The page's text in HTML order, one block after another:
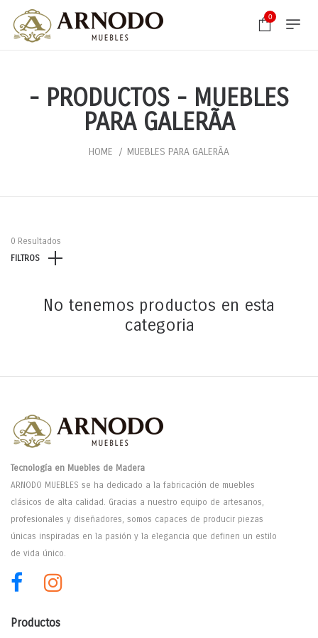
0
- PRODUCTOS - MUEBLES
PARA GALERÃ­A
HOME MUEBLES PARA GALERÃ­A
0 Resultados
FILTROS
No tenemos productos en esta
categoria
Tecnología en Muebles de Madera
ARNODO MUEBLES se ha dedicado a la fabricación de muebles
clásicos de alta calidad. Gracias a nuestro equipo de artesanos,
profesionales y diseñadores, somos capaces de producir piezas
únicas inspiradas en la pasión y la elegancia que definen un estilo
de vida único.
Productos